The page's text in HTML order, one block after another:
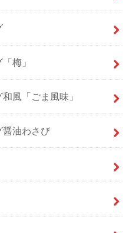
梅」
風「ごま風味」
醤油わさび